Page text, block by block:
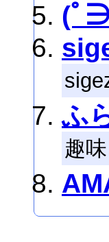
(ﾟ
ふ
趣